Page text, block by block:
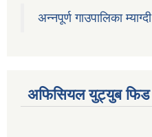
अन्नपूर्ण गाउपालिका म्याग्दी
अफिसियल युट्युब फिड